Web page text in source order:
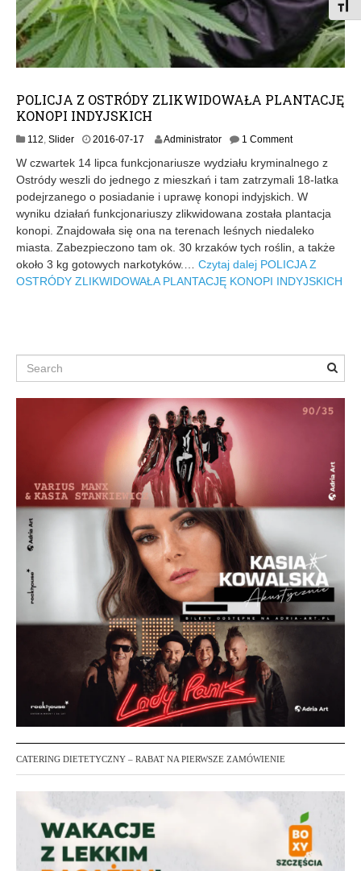
POLICJA Z OSTRÓDY ZLIKWIDOWAŁA PLANTACJĘ
KONOPI INDYJSKICH
112, Slider 2016-07-17
1
6
-
0
1
7
Administrator 1 Comment
W czwartek 14 lipca funkcjonariusze wydziału kryminalnego z
Ostródy weszli do jednego z mieszkań i tam zatrzymali 18-latka
podejrzanego o posiadanie i uprawę konopi indyjskich. W
wyniku działań funkcjonariuszy zlikwidowana została plantacja
konopi. Znajdowała się ona na terenach leśnych niedaleko
miasta. Zabezpieczono tam ok. 30 krzaków tych roślin, a także
około 3 kg gotowych narkotyków.… Czytaj dalej POLICJA Z
OSTRÓDY ZLIKWIDOWAŁA PLANTACJĘ KONOPI INDYJSKICH
Search
CATERING DIETETYCZNY – RABAT NA PIERWSZE ZAMÓWIENIE